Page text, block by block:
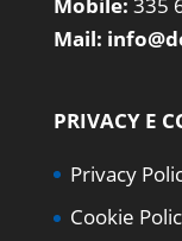
Mail:
PRIVACY E
Privacy
Cookie